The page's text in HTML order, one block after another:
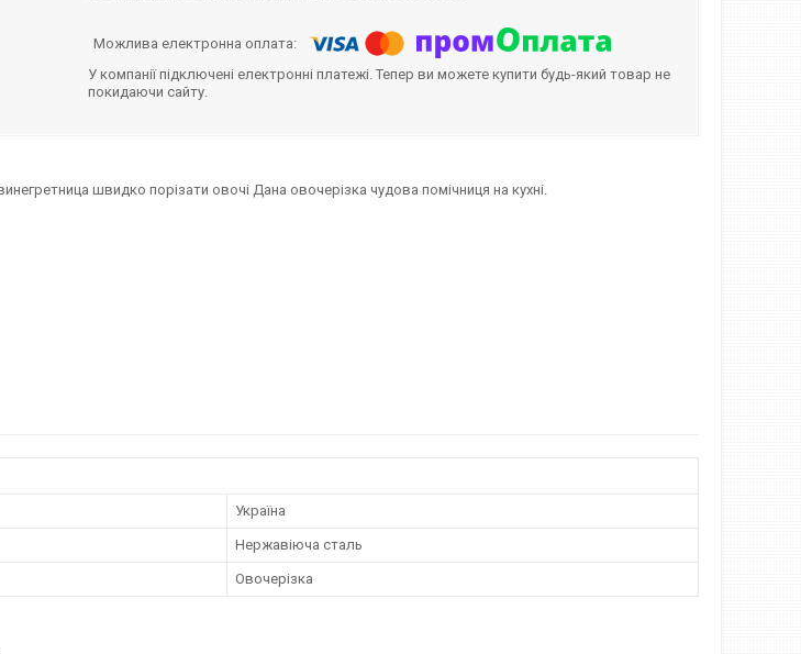
У компанії підключені електронні платежі. Тепер ви можете купити будь-який товар не
покидаючи сайту.
швидко порізати овочі Дана овочерізка чудова помічниця на кухні.
Україна
Нержавіюча сталь
Овочерізка